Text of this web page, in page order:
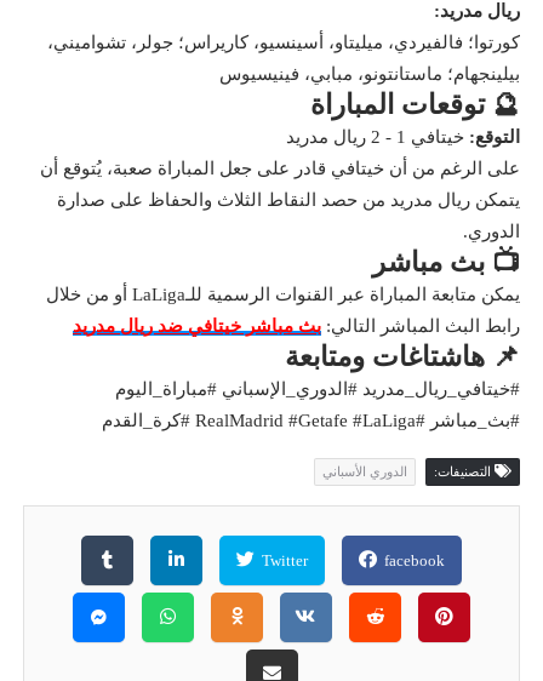
ريال مدريد:
كورتوا؛ فالفيردي، ميليتاو، أسينسيو، كاريراس؛ جولر، تشواميني،
بيلينجهام؛ ماستانتونو، مبابي، فينيسيوس
🔮 توقعات المباراة
التوقع: خيتافي 1 - 2 ريال مدريد
على الرغم من أن خيتافي قادر على جعل المباراة صعبة، يُتوقع أن
يتمكن ريال مدريد من حصد النقاط الثلاث والحفاظ على صدارة
الدوري.
📺 بث مباشر
يمكن متابعة المباراة عبر القنوات الرسمية للـLaLiga أو من خلال
رابط البث المباشر التالي: بث مباشر خيتافي ضد ريال مدريد
📌 هاشتاغات ومتابعة
#خيتافي_ريال_مدريد #الدوري_الإسباني #مباراة_اليوم
#بث_مباشر #RealMadrid #Getafe #LaLiga #كرة_القدم
التصنيفات: الدوري الأسباني
facebook
Twitter